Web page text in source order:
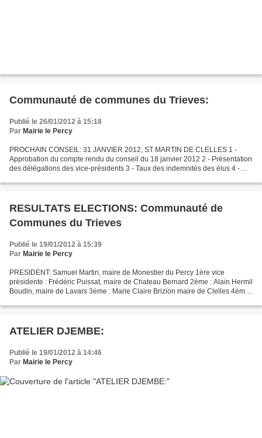
Communauté de communes du Trieves:
Publié le 26/01/2012 à 15:18
Par Mairie le Percy
PROCHAIN CONSEIL: 31 JANVIER 2012, ST MARTIN DE CLELLES 1 -
Approbation du compte rendu du conseil du 18 janvier 2012 2 - Présentation
des délégations des vice-présidents 3 - Taux des indemnités des élus 4 -
RESULTATS ELECTIONS: Communauté de
Communes du Trieves
Publié le 19/01/2012 à 15:39
Par Mairie le Percy
PRESIDENT: Samuel Martin, maire de Monestier du Percy 1ère vice
présidente : Frédéric Puissat, maire de Chateau Bernard 2ème : Alain Hermil
Boudin, maire de Lavars 3ème : Marie Claire Brizion maire de Clelles 4ème :
ATELIER DJEMBE:
Publié le 19/01/2012 à 14:46
Par Mairie le Percy